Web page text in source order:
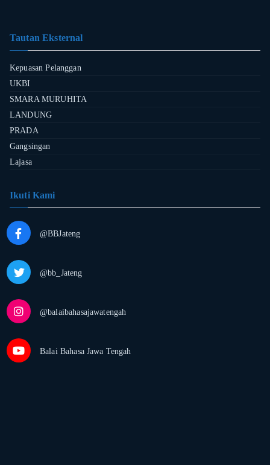
Tautan Eksternal
Kepuasan Pelanggan
UKBI
SMARA MURUHITA
LANDUNG
PRADA
Gangsingan
Lajasa
Ikuti Kami
@BBJateng
@bb_Jateng
@balaibahasajawatengah
Balai Bahasa Jawa Tengah